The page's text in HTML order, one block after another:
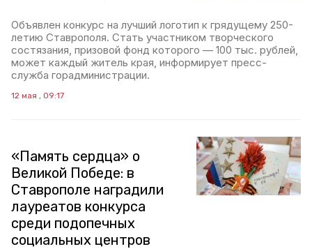
Объявлен конкурс на лучший логотип к грядущему 250-
летию Ставрополя. Стать участником творческого
состязания, призовой фонд которого — 100 тыс. рублей,
может каждый житель края, информирует пресс-
служба горадминистрации.
12 мая , 09:17
«Память сердца» о
Великой Победе: в
Ставрополе наградили
лауреатов конкурса
среди подопечных
социальных центров